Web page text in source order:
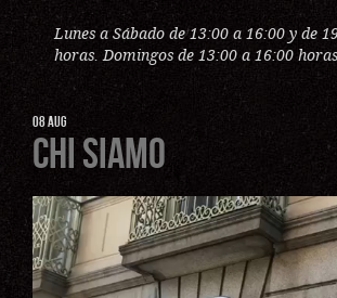
Lunes a Sábado de 13:00 a 16:00 y de
horas. Domingos de 13:00 a 16:00 horas
08AUG
Chi Siamo